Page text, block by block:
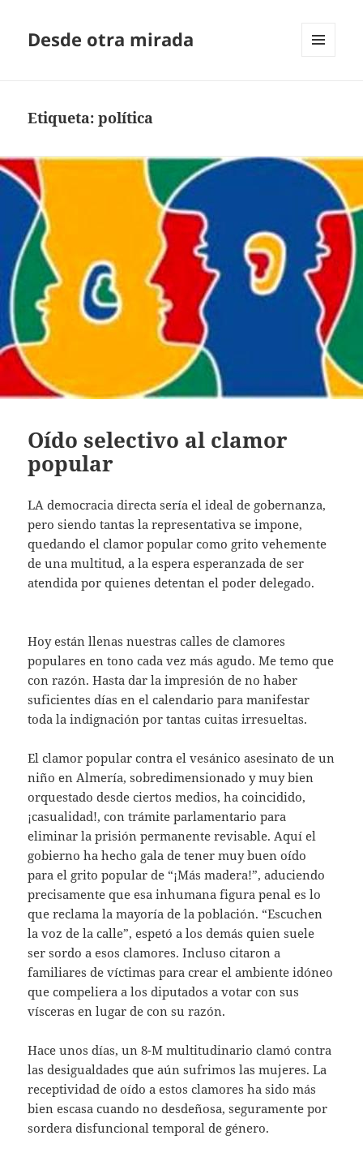
Desde otra mirada
Etiqueta:política
Oído selectivo al clamor
popular
LA democracia directa sería el ideal de gobernanza,
pero siendo tantas la representativa se impone,
quedando el clamor popular como grito vehemente
de una multitud, a la espera esperanzada de ser
atendida por quienes detentan el poder delegado.
Hoy están llenas nuestras calles de clamores
populares en tono cada vez más agudo. Me temo que
con razón. Hasta dar la impresión de no haber
suficientes días en el calendario para manifestar
toda la indignación por tantas cuitas irresueltas.
El clamor popular contra el vesánico asesinato de un
niño en Almería, sobredimensionado y muy bien
orquestado desde ciertos medios, ha coincidido,
¡casualidad!, con trámite parlamentario para
eliminar la prisión permanente revisable. Aquí el
gobierno ha hecho gala de tener muy buen oído
para el grito popular de “¡Más madera!”, aduciendo
precisamente que esa inhumana figura penal es lo
que reclama la mayoría de la población. “Escuchen
la voz de la calle”, espetó a los demás quien suele
ser sordo a esos clamores. Incluso citaron a
familiares de víctimas para crear el ambiente idóneo
que compeliera a los diputados a votar con sus
vísceras en lugar de con su razón.
Hace unos días, un 8-M multitudinario clamó contra
las desigualdades que aún sufrimos las mujeres. La
receptividad de oído a estos clamores ha sido más
bien escasa cuando no desdeñosa, seguramente por
sordera disfuncional temporal de género.